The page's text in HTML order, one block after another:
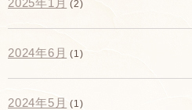
(2)
2024年6月 (1)
2024年5月 (1)